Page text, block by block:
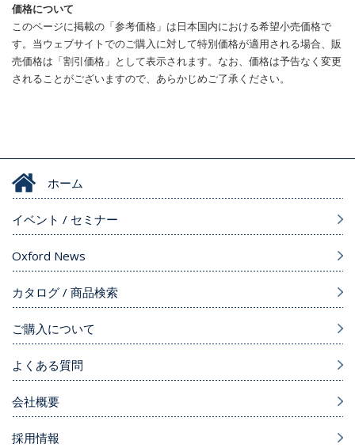
価格について
このページに掲載の「参考価格」は日本国内における希望小売価格で
す。当ウェブサイトでのご購入に対して特別価格が適用される場合、販
売価格は「割引価格」として表示されます。なお、価格は予告なく変更
されることがございますので、あらかじめご了承ください。
ホーム
イベント / セミナー
Oxford News
カタログ / 商品検索
ご購入について
よくある質問
会社概要
採用情報